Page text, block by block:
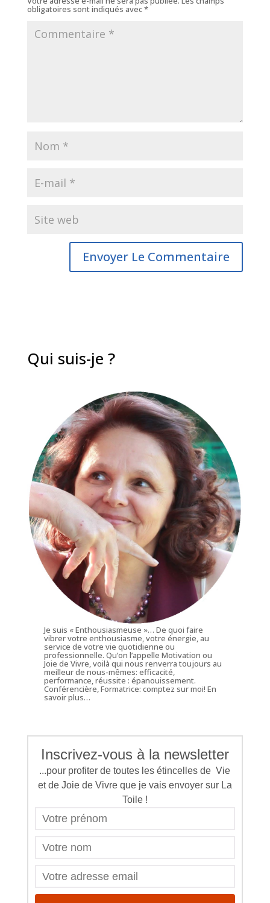
obligatoires sont indiqués avec*
Qui suis-je ?
Je suis « Enthousiasmeuse »… De quoi faire
vibrer votre enthousiasme, votre énergie, au
service de votre vie quotidienne ou
professionnelle. Qu’on l’appelle Motivation ou
Joie de Vivre, voilà qui nous renverra toujours au
meilleur de nous-mêmes: efficacité,
performance, réussite : épanouissement.
Conférencière, Formatrice: comptez sur moi!En
savoir plus…
Inscrivez-vous à la newsletter
...pour profiter de toutes les étincelles de Vie
et de Joie de Vivre que je vais envoyer sur La
Toile !